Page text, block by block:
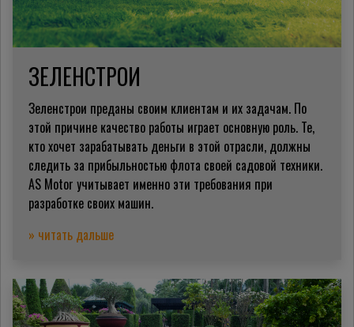
ЗЕЛЕНСТРОИ
Зеленстрои преданы своим клиентам и их задачам. По
этой причине качество работы играет основную роль. Те,
кто хочет зарабатывать деньги в этой отрасли, должны
следить за прибыльностью флота своей садовой техники.
AS Motor учитывает именно эти требования при
разработке своих машин.
» читать дальше